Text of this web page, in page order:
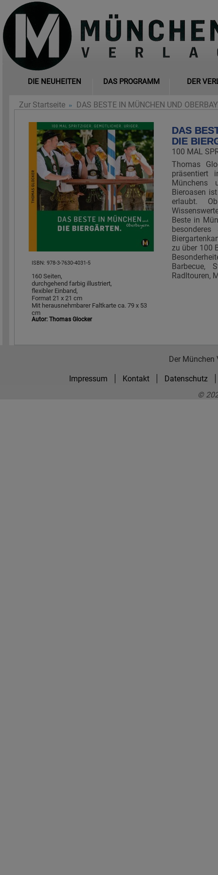
DIE NEUHEITEN DAS PROGRAMM DER
Zur Startseite DAS BESTE IN MÜNCHEN UND
ISBN: 978-3-7630-4031-5
160 Seiten,
durchgehend farbig illustriert,
flexibler Einband,
Format 21 x 21 cm
Mit herausnehmbarer Faltkarte ca. 79 x 53
cm
Autor: Thomas Glocker
DAS
DIE
100 MAL
Thomas
präsentiert
Münchens
Bieroasen
erlaubt.
Beste in
zu über 100
Barbecue,
Radltouren,
Der
Impressum Kontakt
Datenschutz
©